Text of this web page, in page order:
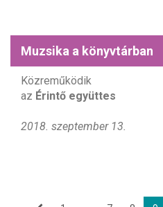
Muzsika a könyvtárban
Közreműködik
az Érintő együttes
2018. szeptember 13.